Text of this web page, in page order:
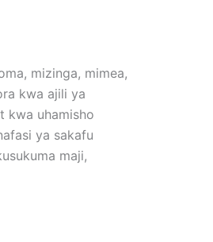
mizinga, mimea,
kwa ajili ya
kwa uhamisho
ya sakafu
maji,